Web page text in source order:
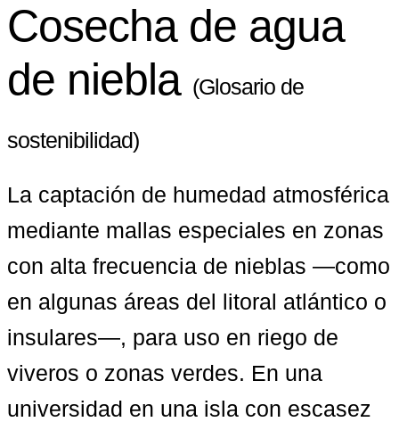
Cosecha de agua
de niebla (Glosario de
sostenibilidad)
La captación de humedad atmosférica
mediante mallas especiales en zonas
con alta frecuencia de nieblas —como
en algunas áreas del litoral atlántico o
insulares—, para uso en riego de
viveros o zonas verdes. En una
universidad en una isla con escasez